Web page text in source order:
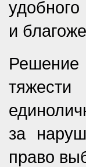
и
Решение
за
право